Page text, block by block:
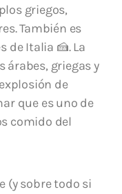
griegos,
También es
de Italia 🍰. La
árabes, griegas y
de
que es uno de
comido del
(y sobre todo si